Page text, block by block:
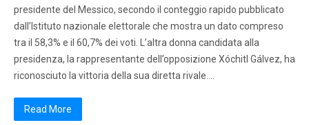
presidente del Messico, secondo il conteggio rapido pubblicato
dall’Istituto nazionale elettorale che mostra un dato compreso
tra il 58,3% e il 60,7% dei voti. L’altra donna candidata alla
presidenza, la rappresentante dell’opposizione Xóchitl Gálvez, ha
riconosciuto la vittoria della sua diretta rivale….
Read More